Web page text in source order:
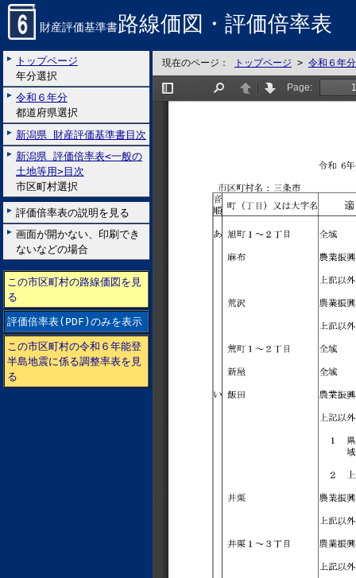
財産評価基準書路線価図・評価倍率表
トップページ
年分選択
令和６年分
都道府県選択
新潟県 財産評価基準書目次
新潟県 評価倍率表<一般の
土地等用>目次
市区町村選択
評価倍率表の説明を見る
画面が開かない、印刷でき
ないなどの場合
この市区町村の路線価図を見
る
評価倍率表(PDF)のみを表示
この市区町村の令和６年能登
半島地震に係る調整率表を見
る
現在のページ： トップページ > 令和６年分